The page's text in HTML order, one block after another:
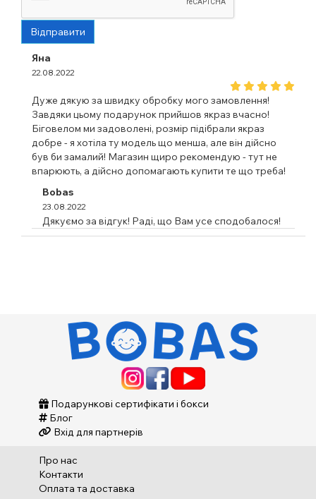
Відправити
Яна
22.08.2022
Дуже дякую за швидку обробку мого замовлення!
Завдяки цьому подарунок прийшов якраз вчасно!
Біговелом ми задоволені, розмір підібрали якраз
добре - я хотіла ту модель що менша, але він дійсно
був би замалий! Магазин щиро рекомендую - тут не
впарюють, а дійсно допомагають купити те що треба!
Bobas
23.08.2022
Дякуємо за відгук! Раді, що Вам усе сподобалося!
Подарункові сертифікати і бокси
Блог
Вхід для партнерів
Про нас
Контакти
Оплата та доставка